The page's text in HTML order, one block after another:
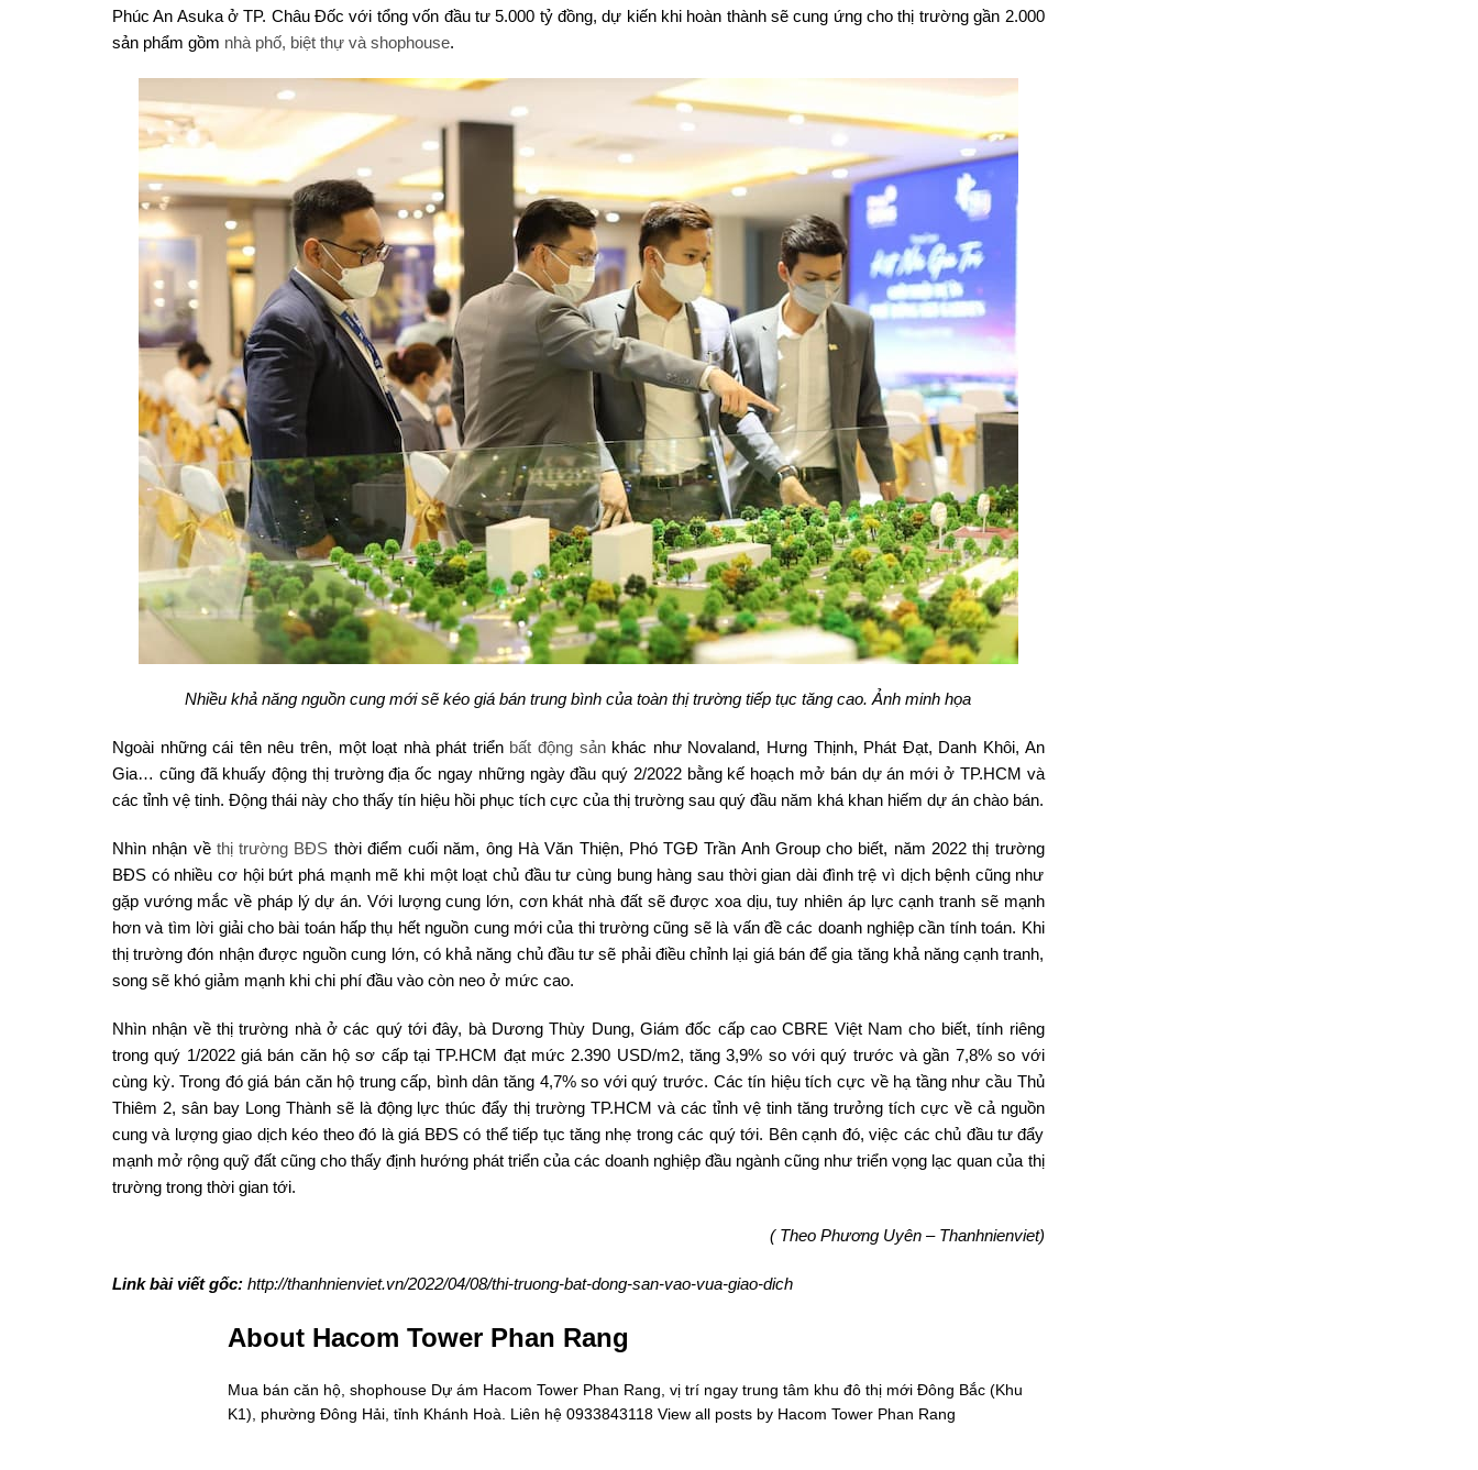
Phúc An Asuka ở TP. Châu Đốc với tổng vốn đầu tư 5.000 tỷ đồng, dự kiến khi hoàn thành sẽ cung ứng cho thị trường gần 2.000
sản phẩm gồm nhà phố, biệt thự và shophouse.
Nhiều khả năng nguồn cung mới sẽ kéo giá bán trung bình của toàn thị trường tiếp tục tăng cao. Ảnh minh họa
Ngoài những cái tên nêu trên, một loạt nhà phát triển bất động sảnkhác như Novaland, Hưng Thịnh, Phát Đạt, Danh Khôi, An
Gia… cũng đã khuấy động thị trường địa ốc ngay những ngày đầu quý 2/2022 bằng kế hoạch mở bán dự án mới ở TP.HCM và
các tỉnh vệ tinh. Động thái này cho thấy tín hiệu hồi phục tích cực của thị trường sau quý đầu năm khá khan hiếm dự án chào bán.
Nhìn nhận về thị trường BĐS thời điểm cuối năm, ông Hà Văn Thiện, Phó TGĐ Trần Anh Group cho biết, năm 2022 thị trường
BĐS có nhiều cơ hội bứt phá mạnh mẽ khi một loạt chủ đầu tư cùng bung hàng sau thời gian dài đình trệ vì dịch bệnh cũng như
gặp vướng mắc về pháp lý dự án. Với lượng cung lớn, cơn khát nhà đất sẽ được xoa dịu, tuy nhiên áp lực cạnh tranh sẽ mạnh
hơn và tìm lời giải cho bài toán hấp thụ hết nguồn cung mới của thi trường cũng sẽ là vấn đề các doanh nghiệp cần tính toán. Khi
thị trường đón nhận được nguồn cung lớn, có khả năng chủ đầu tư sẽ phải điều chỉnh lại giá bán để gia tăng khả năng cạnh tranh,
song sẽ khó giảm mạnh khi chi phí đầu vào còn neo ở mức cao.
Nhìn nhận về thị trường nhà ở các quý tới đây, bà Dương Thùy Dung, Giám đốc cấp cao CBRE Việt Nam cho biết, tính riêng
trong quý 1/2022 giá bán căn hộ sơ cấp tại TP.HCM đạt mức 2.390 USD/m2, tăng 3,9% so với quý trước và gần 7,8% so với
cùng kỳ. Trong đó giá bán căn hộ trung cấp, bình dân tăng 4,7% so với quý trước. Các tín hiệu tích cực về hạ tầng như cầu Thủ
Thiêm 2, sân bay Long Thành sẽ là động lực thúc đẩy thị trường TP.HCM và các tỉnh vệ tinh tăng trưởng tích cực về cả nguồn
cung và lượng giao dịch kéo theo đó là giá BĐS có thể tiếp tục tăng nhẹ trong các quý tới. Bên cạnh đó, việc các chủ đầu tư đẩy
mạnh mở rộng quỹ đất cũng cho thấy định hướng phát triển của các doanh nghiệp đầu ngành cũng như triển vọng lạc quan của thị
trường trong thời gian tới.
( Theo Phương Uyên – Thanhnienviet)
Link bài viết gốc: http://thanhnienviet.vn/2022/04/08/thi-truong-bat-dong-san-vao-vua-giao-dich
About Hacom Tower Phan Rang
Mua bán căn hộ, shophouse Dự ám Hacom Tower Phan Rang, vị trí ngay trung tâm khu đô thị mới Đông Bắc (Khu
K1), phường Đông Hải, tỉnh Khánh Hoà. Liên hệ 0933843118 View all posts by Hacom Tower Phan Rang